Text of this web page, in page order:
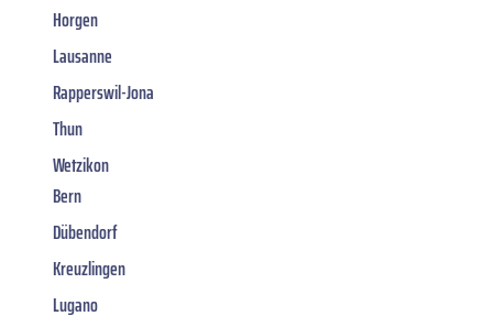
Horgen
Lausanne
Rapperswil-Jona
Thun
Wetzikon
Bern
Dübendorf
Kreuzlingen
Lugano